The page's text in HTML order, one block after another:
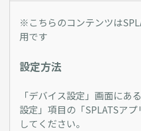
※こちらのコンテンツは
用です
設定方法
「デバイス設定」画面にあ
設定」項目の「SPLATSア
してください。